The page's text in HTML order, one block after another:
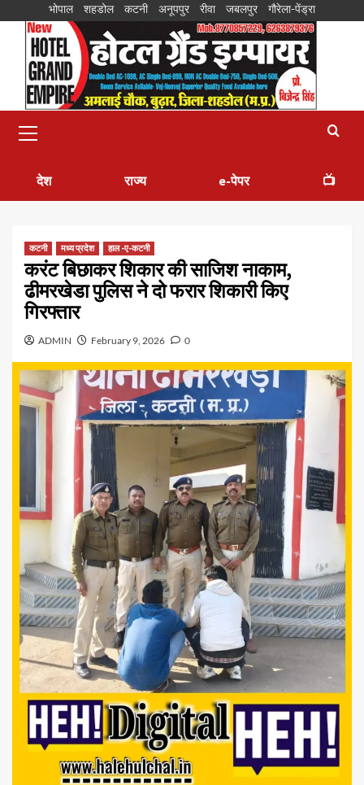
भोपाल शहडोल कटनी अनूपपुर रीवा जबलपुर गौरेला-पेंड्रा
देश राज्य e-पेपर 📺
कटनी मध्य प्रदेश हाल -ए-कटनी
करंट बिछाकर शिकार की साजिश नाकाम,
ढीमरखेडा पुलिस ने दो फरार शिकारी किए
गिरफ्तार
ADMIN February 9, 2026 0